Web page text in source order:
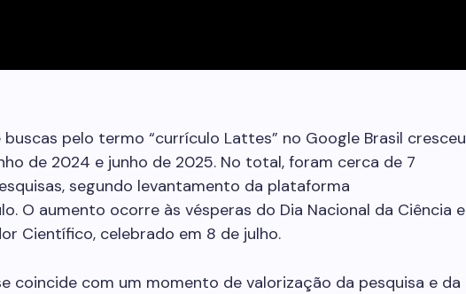
buscas pelo termo “currículo Lattes” no Google Brasil cresceu
de 2024 e junho de 2025. No total, foram cerca de 7
segundo levantamento da plataforma
O aumento ocorre às vésperas do Dia Nacional da Ciência e
Científico, celebrado em 8 de julho.
coincide com um momento de valorização da pesquisa e da